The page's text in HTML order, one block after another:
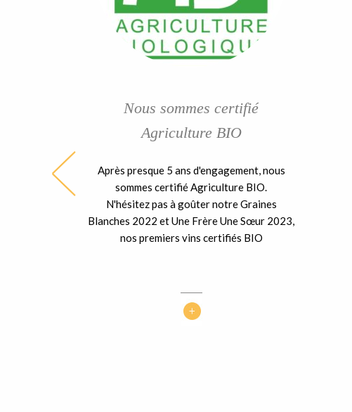
Nous sommes certifié
Agriculture BIO
Après presque 5 ans d'engagement, nous
sommes certifié Agriculture BIO.
N'hésitez pas à goûter notre Graines
Blanches 2022 et Une Frère Une Sœur 2023,
nos premiers vins certifiés BIO